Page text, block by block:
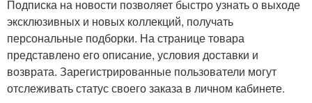
Подписка на новости позволяет быстро узнать о выходе
эксклюзивных и новых коллекций, получать
персональные подборки. На странице товара
представлено его описание, условия доставки и
возврата. Зарегистрированные пользователи могут
отслеживать статус своего заказа в личном кабинете.